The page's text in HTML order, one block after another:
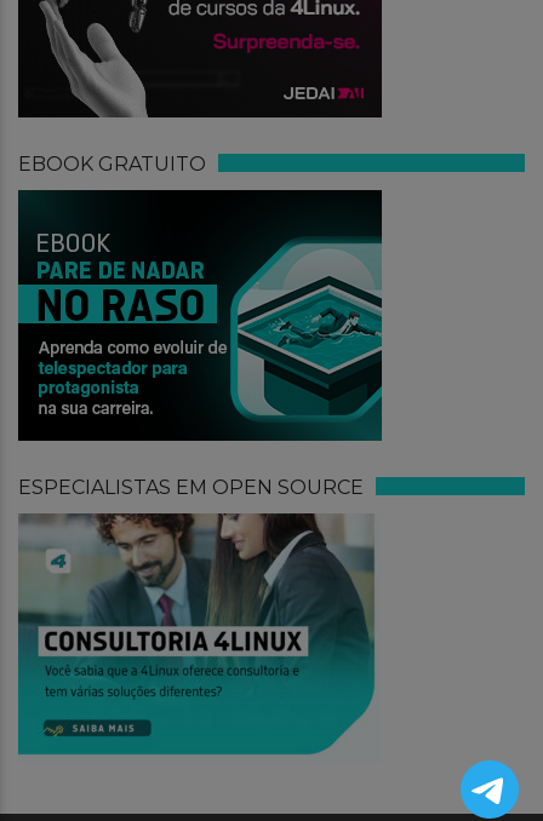
EBOOK GRATUITO
ESPECIALISTAS EM OPEN SOURCE